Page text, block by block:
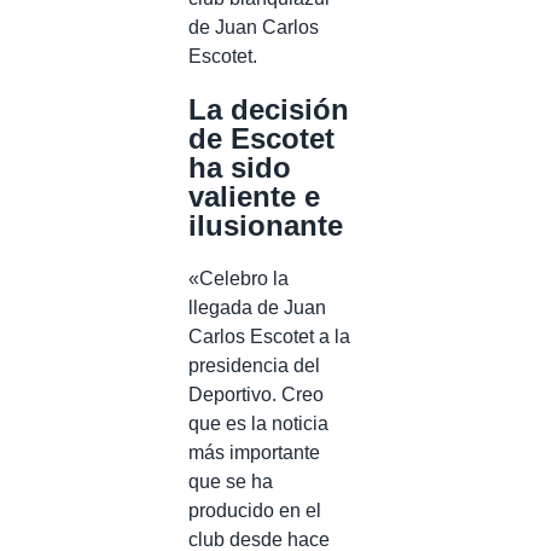
de Juan Carlos
Escotet.
La decisión
de Escotet
ha sido
valiente e
ilusionante
«Celebro la
llegada de Juan
Carlos Escotet a la
presidencia del
Deportivo. Creo
que es la noticia
más importante
que se ha
producido en el
club desde hace